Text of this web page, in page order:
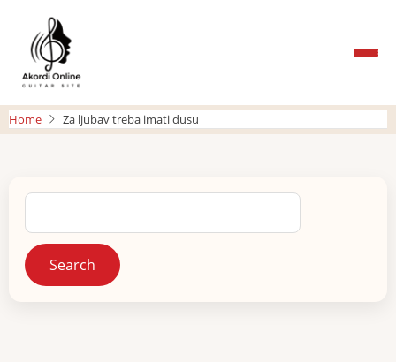
main
content
Home Za ljubav treba imati dusu
Search